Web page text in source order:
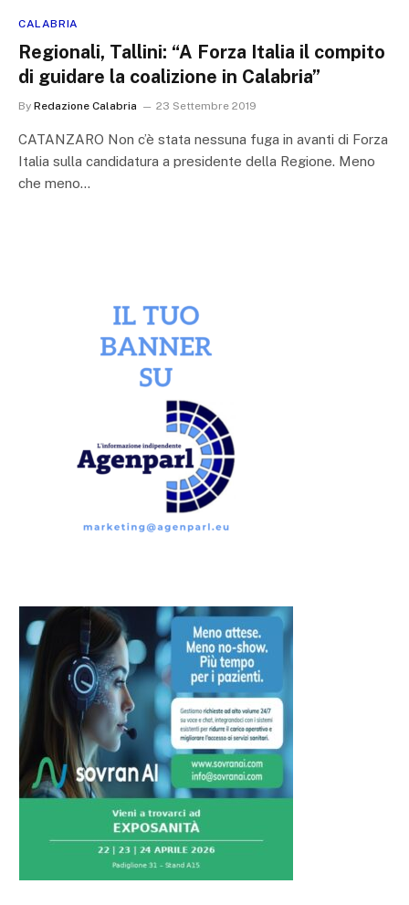
CALABRIA
Regionali, Tallini: “A Forza Italia il compito
di guidare la coalizione in Calabria”
By Redazione Calabria 23 Settembre 2019
CATANZARO Non c’è stata nessuna fuga in avanti di Forza
Italia sulla candidatura a presidente della Regione. Meno
che meno…